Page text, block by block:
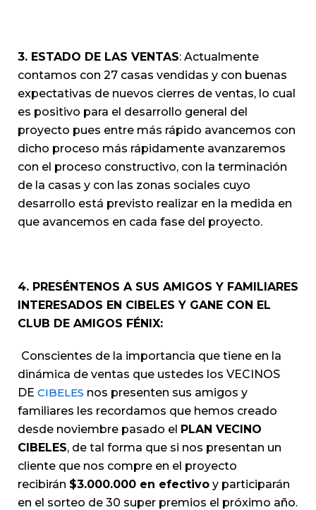
3. ESTADO DE LAS VENTAS: Actualmente
contamos con 27 casas vendidas y con buenas
expectativas de nuevos cierres de ventas, lo cual
es positivo para el desarrollo general del
proyecto pues entre más rápido avancemos con
dicho proceso más rápidamente avanzaremos
con el proceso constructivo, con la terminación
de la casas y con las zonas sociales cuyo
desarrollo está previsto realizar en la medida en
que avancemos en cada fase del proyecto.
4. PRESÉNTENOS A SUS AMIGOS Y FAMILIARES
INTERESADOS EN CIBELES Y GANE CON EL
CLUB DE AMIGOS FÉNIX:
Conscientes de la importancia que tiene en la
dinámica de ventas que ustedes los VECINOS
DE CIBELES nos presenten sus amigos y
familiares les recordamos que hemos creado
desde noviembre pasado el PLAN VECINO
CIBELES, de tal forma que si nos presentan un
cliente que nos compre en el proyecto
recibirán $3.000.000 en efectivo y participarán
en el sorteo de 30 super premios el próximo año.